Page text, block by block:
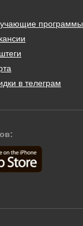
программы
в телеграм